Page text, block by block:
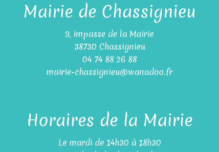
Mairie de Chassignieu
9, impasse de la Mairie
38730 Chassignieu
04 74 88 26 88
mairie-chassignieu@wanadoo.fr
Horaires de la Mairie
Le mardi de 14h30 à 18h30